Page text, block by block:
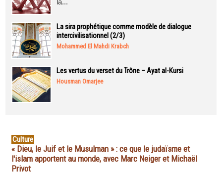
la...
La sira prophétique comme modèle de dialogue
intercivilisationnel (2/3)
Mohammed El Mahdi Krabch
Les vertus du verset du Trône – Ayat al-Kursi
Housman Omarjee
Culture
« Dieu, le Juif et le Musulman » : ce que le judaïsme et
l'islam apportent au monde, avec Marc Neiger et Michaël
Privot